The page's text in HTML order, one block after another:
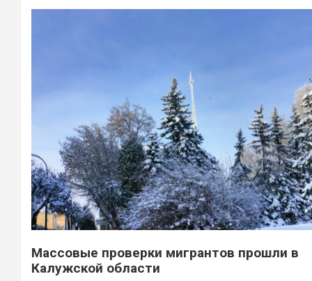
Массовые проверки мигрантов прошли в
Калужской области